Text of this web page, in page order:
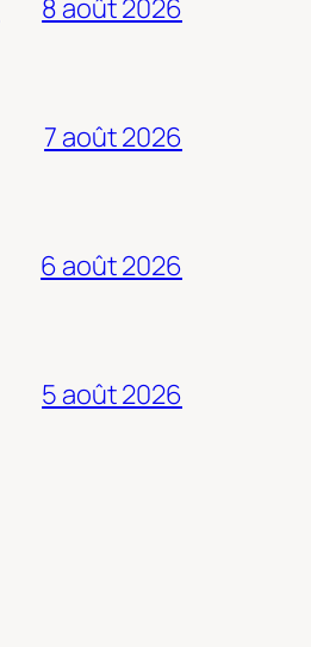
8 août 2026
7 août 2026
6 août 2026
5 août 2026